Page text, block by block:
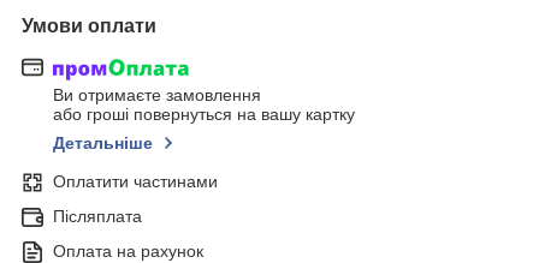
Умови оплати
Ви отримаєте замовлення
або гроші повернуться на вашу картку
Детальніше
Оплатити частинами
Післяплата
Оплата на рахунок